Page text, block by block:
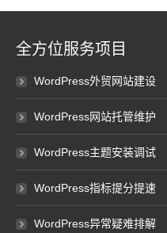
全方位服务项目
WordPress外贸网站建设
WordPress网站托管维护
WordPress主题安装调试
WordPress指标提分提速
WordPress异常疑难排解